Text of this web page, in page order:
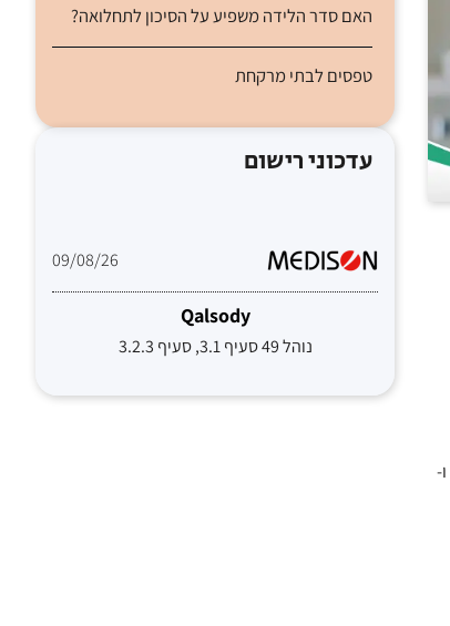
ו-
האם סדר הלידה משפיע על הסיכון לתחלואה?
טפסים לבתי מרקחת
עדכוני רישום
09/08/26
Qalsody
נוהל 49 סעיף 3.1, סעיף 3.2.3